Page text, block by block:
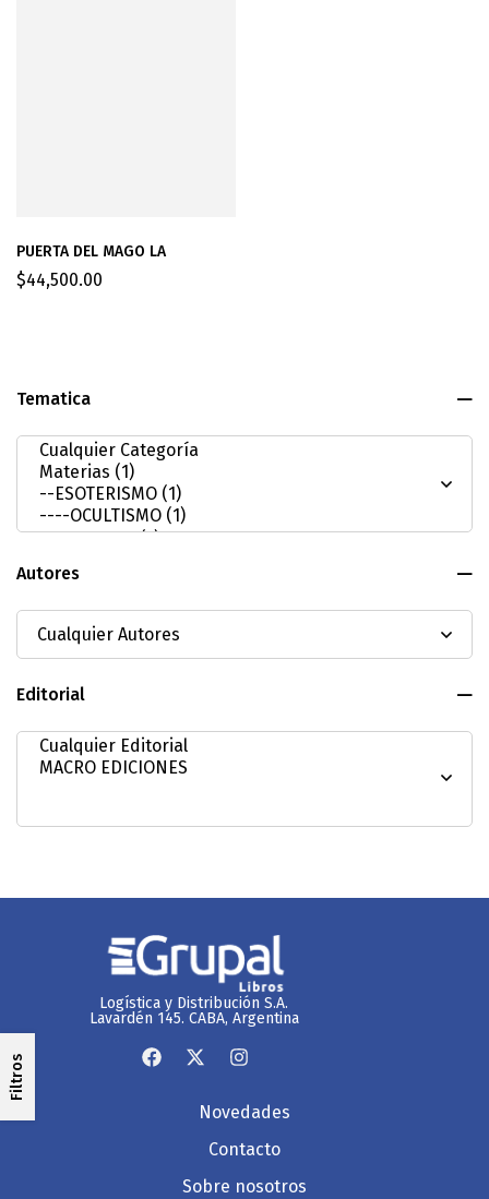
Tematica
Autores
Editorial
Filtros
PUERTA DEL MAGO LA
$44,500.00
Logística y Distribución S.A.
Lavardén 145. CABA, Argentina
Novedades
Contacto
Sobre nosotros